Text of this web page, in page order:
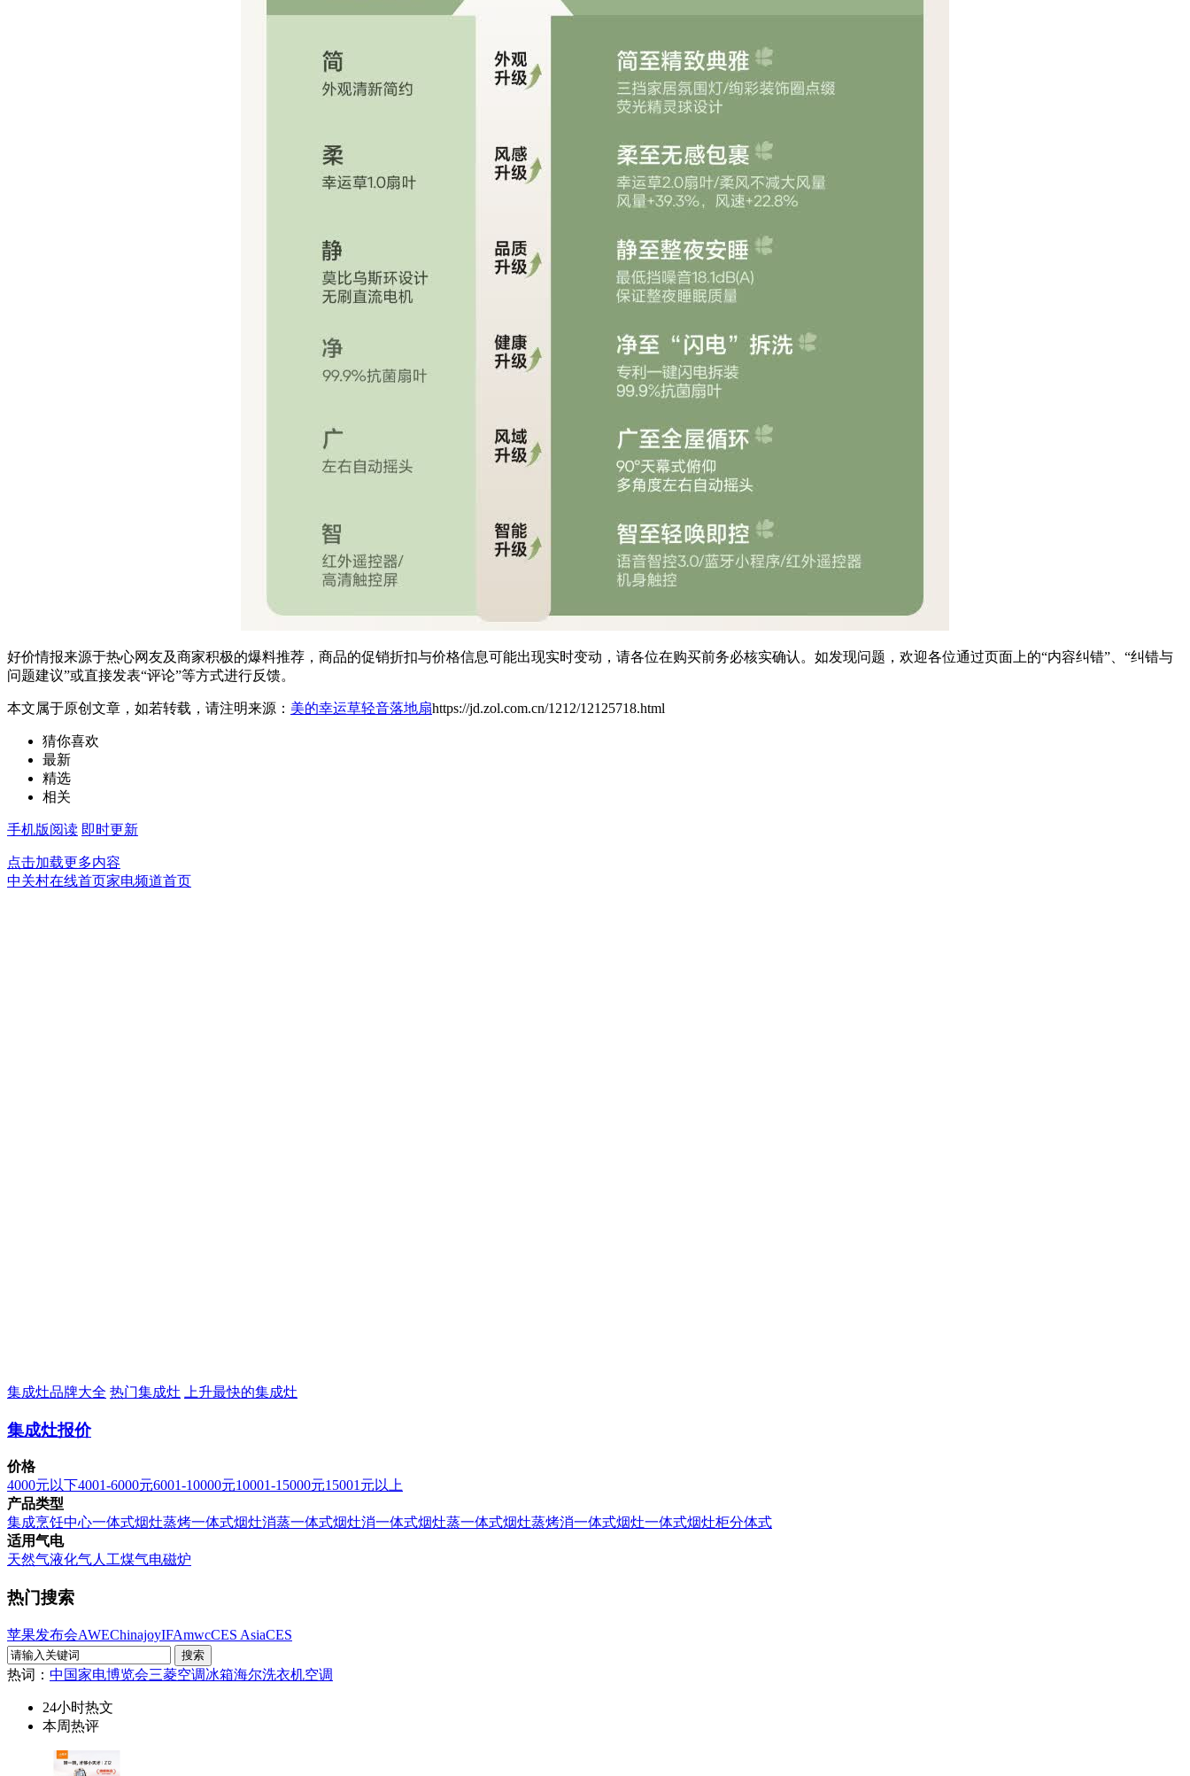
好价情报来源于热心网友及商家积极的爆料推荐，商品的促销折扣与价格信息可能出现实时变动，请各位在购买前务必核实确认。如发现问题，欢迎各位通过页面上的“内容纠错”、“纠错与
问题建议”或直接发表“评论”等方式进行反馈。
本文属于原创文章，如若转载，请注明来源： 美的幸运草轻音落地扇https://jd.zol.com.cn/1212/12125718.html
猜你喜欢
最新
精选
相关
手机版阅读 即时更新
点击加载更多内容
中关村在线首页家电频道首页
集成灶品牌大全 热门集成灶 上升最快的集成灶
集成灶报价
价格
4000元以下4001-6000元6001-10000元10001-15000元15001元以上
产品类型
集成烹饪中心一体式烟灶蒸烤一体式烟灶消蒸一体式烟灶消一体式烟灶蒸一体式烟灶蒸烤消一体式烟灶一体式烟灶柜分体式
适用气电
天然气液化气人工煤气电磁炉
热门搜索
苹果发布会AWEChinajoyIFAmwcCES AsiaCES
热词： 中国家电博览会三菱空调冰箱海尔洗衣机空调
24小时热文
本周热评